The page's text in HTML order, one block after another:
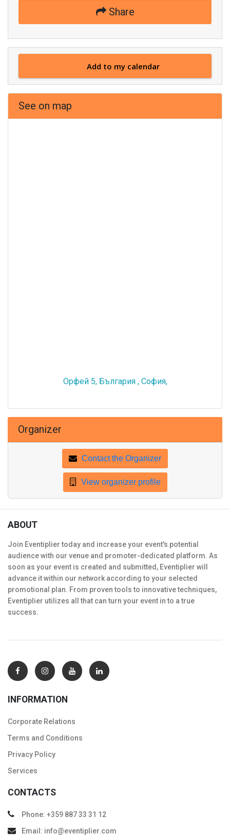
Share
Add to my calendar
See on map
Орфей 5, България , София,
Organizer
Contact the Organizer
View organizer profile
ABOUT
Join Eventiplier today and increase your event's potential
audience with our venue and promoter-dedicated platform. As
soon as your event is created and submitted, Eventiplier will
advance it within our network according to your selected
promotional plan. From proven tools to innovative techniques,
Eventiplier utilizes all that can turn your event in to a true
success.
INFORMATION
Corporate Relations
Тerms and Conditions
Privacy Policy
Services
CONTACTS
Phone: +359 887 33 31 12
Email: info@eventiplier.com